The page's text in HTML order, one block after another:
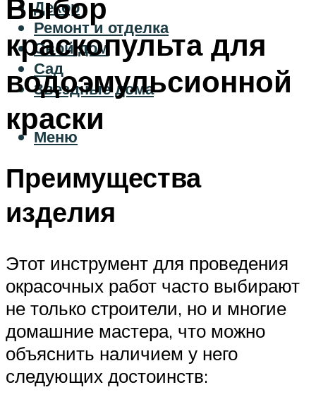
Декор
Ремонт и отделка
Свой дом
Сад
Звездные дома
Меню
Выбор
краскопульта для
водоэмульсионной
краски
Преимущества
изделия
Этот инструмент для проведения
окрасочных работ часто выбирают
не только строители, но и многие
домашние мастера, что можно
объяснить наличием у него
следующих достоинств: